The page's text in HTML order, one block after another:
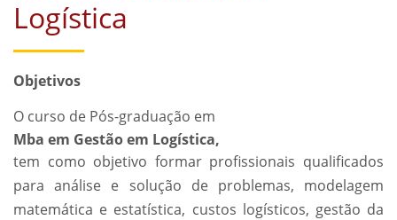
Logística
Objetivos
O curso de Pós-graduação em
Mba em Gestão em Logística,
tem como objetivo formar profissionais qualificados
para análise e solução de problemas, modelagem
matemática e estatística, custos logísticos, gestão da